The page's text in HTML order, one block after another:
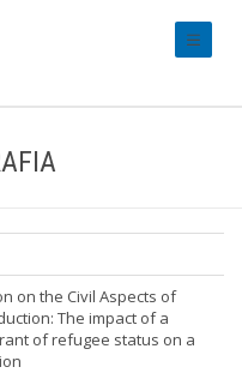
on the Civil Aspects of
The impact of a
of refugee status on a